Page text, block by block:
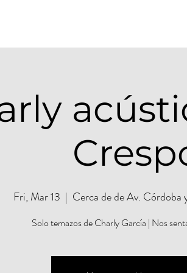
Fri, Mar 13
  |
Cerca de de Av.
Solo temazos de Charly García | Nos